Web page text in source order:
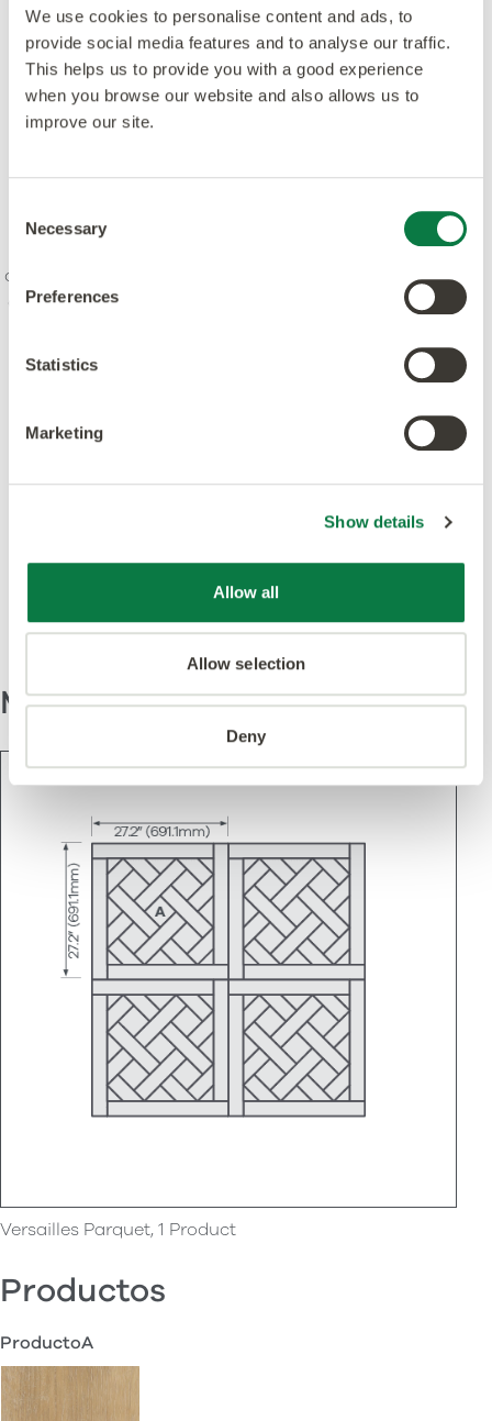
We use cookies to personalise content and ads, to
provide social media features and to analyse our traffic.
This helps us to provide you with a good experience
when you browse our website and also allows us to
improve our site.
Selection
Necessary
Preferences
Statistics
Marketing
Show details
Allow all
Allow selection
Deny
innovación con los más altos niveles de calidad:
diseño, fabricación, producto y servicio. Estamos
comprometidos con los estándares líderes y estamos
dedicados a aumentar la conciencia ambiental en la
superan los principales estándares mundiales.
Destacado en este
diseño
Modelo
Versailles Parquet, 1 Product
Productos
ProductoA